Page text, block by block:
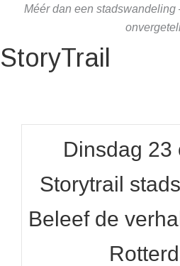
inhoud
Méér dan een stadswandeling
StoryTrail
Dinsdag 23
Storytrail
Beleef de